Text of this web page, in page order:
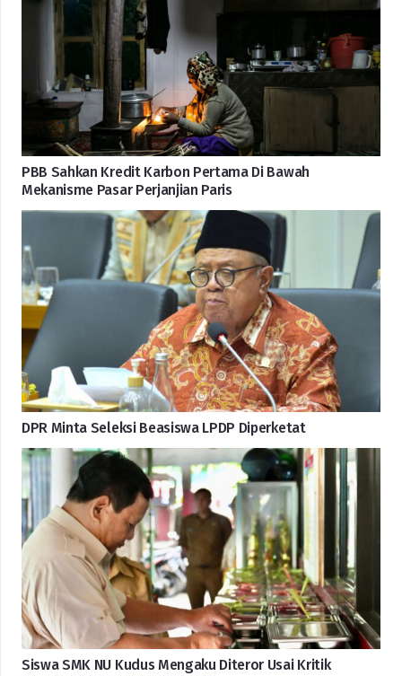
PBB Sahkan Kredit Karbon Pertama Di Bawah
Mekanisme Pasar Perjanjian Paris
DPR Minta Seleksi Beasiswa LPDP Diperketat
Siswa SMK NU Kudus Mengaku Diteror Usai Kritik